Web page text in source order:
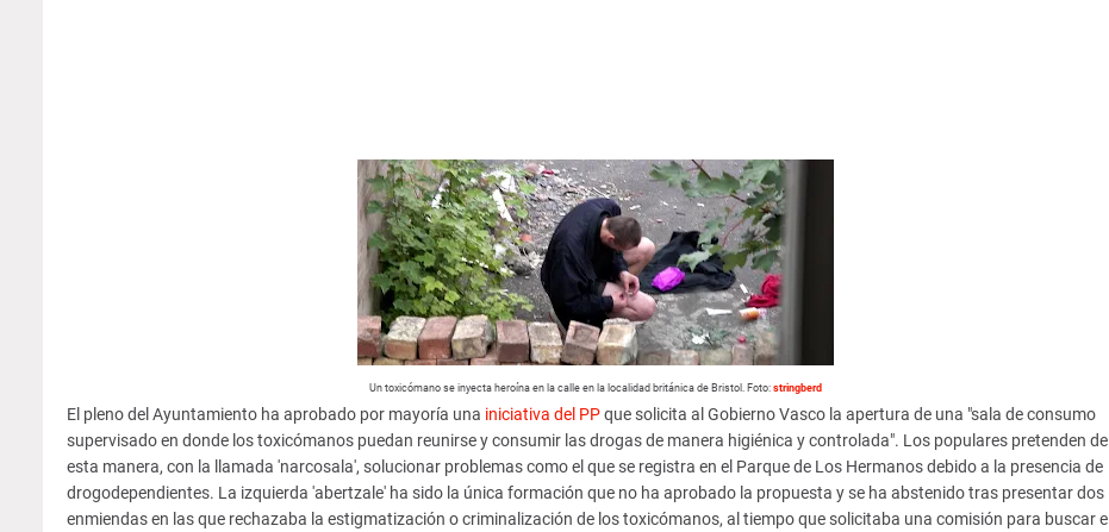
Un toxicómano se inyecta heroína en la calle en la localidad británica de Bristol. Foto: stringberd
El pleno del Ayuntamiento ha aprobado por mayoría una iniciativa del PPque solicita al Gobierno Vasco la apertura de una "sala de consumo
supervisado en donde los toxicómanos puedan reunirse y consumir las drogas de manera higiénica y controlada". Los populares pretenden de
esta manera, con la llamada 'narcosala', solucionar problemas como el que se registra en el Parque de Los Hermanos debido a la presencia de
drogodependientes. La izquierda 'abertzale' ha sido la única formación que no ha aprobado la propuesta y se ha abstenido tras presentar dos
enmiendas en las que rechazaba la estigmatización o criminalización de los toxicómanos, al tiempo que solicitaba una comisión para buscar el